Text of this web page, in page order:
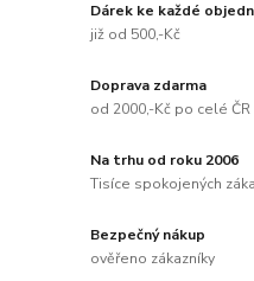
Dárek ke každé
již od 500,-Kč
Doprava zdarma
od 2000,-Kč po celé ČR
Na trhu od roku 2006
Tisíce spokojených
Bezpečný nákup
ověřeno zákazníky